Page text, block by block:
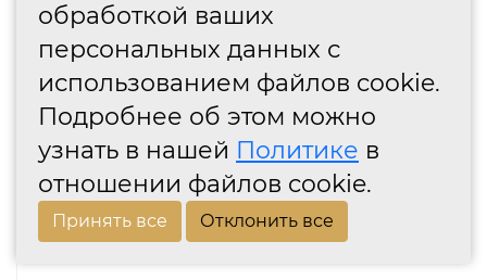
обработкой ваших
персональных данных с
использованием файлов cookie.
Подробнее об этом можно
узнать в нашей Политике в
отношении файлов cookie.
Принять все Отклонить все